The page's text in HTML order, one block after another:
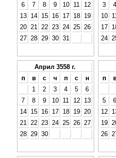
6
7 8 9 10 11
12
13
14 15 16 17 18
19
20
21 22 23 24 25
26
27
28 29 30 31
3
4
10
17
24
Април 3558 г.
п
в с ч п с
н
1
2 3 4 5
6
7
8 9 10 11 12
13
14
15 16 17 18 19
20
21
22 23 24 25 26
27
28
29 30
п
5
6
12
19
26